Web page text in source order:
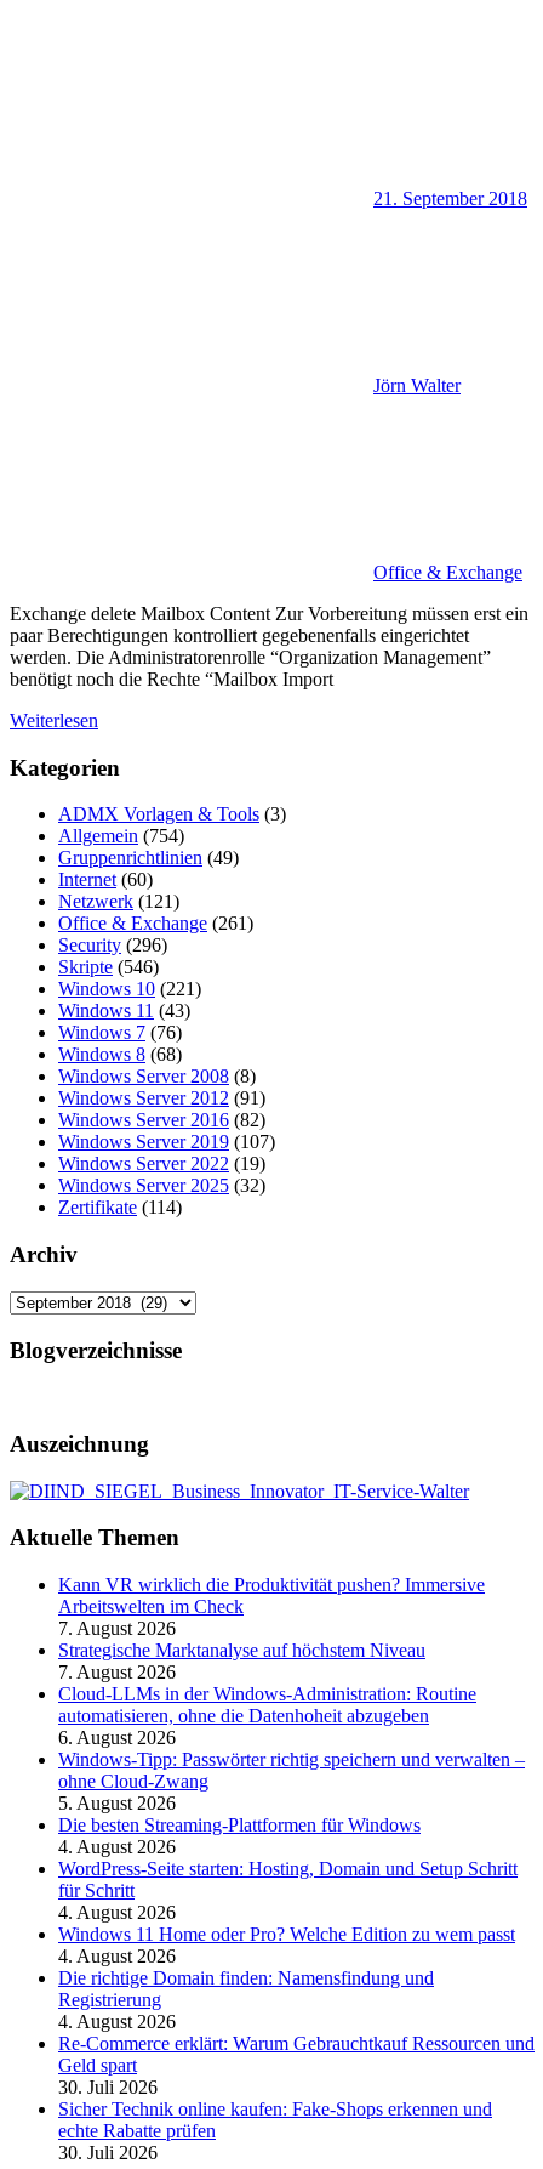
21. September 2018
Jörn Walter
Office & Exchange
Exchange delete Mailbox Content Zur Vorbereitung müssen erst ein
paar Berechtigungen kontrolliert gegebenenfalls eingerichtet
werden. Die Administratorenrolle “Organization Management”
benötigt noch die Rechte “Mailbox Import
Weiterlesen
Kategorien
ADMX Vorlagen & Tools (3)
Allgemein (754)
Gruppenrichtlinien (49)
Internet(60)
Netzwerk (121)
Office & Exchange (261)
Security (296)
Skripte (546)
Windows 10 (221)
Windows 11 (43)
Windows 7 (76)
Windows 8 (68)
Windows Server 2008 (8)
Windows Server 2012 (91)
Windows Server 2016 (82)
Windows Server 2019 (107)
Windows Server 2022 (19)
Windows Server 2025 (32)
Zertifikate (114)
Archiv
Archiv
Blogverzeichnisse
Auszeichnung
Aktuelle Themen
Kann VR wirklich die Produktivität pushen? Immersive
Arbeitswelten im Check
7. August 2026
Strategische Marktanalyse auf höchstem Niveau
7. August 2026
Cloud-LLMs in der Windows-Administration: Routine
automatisieren, ohne die Datenhoheit abzugeben
6. August 2026
Windows-Tipp: Passwörter richtig speichern und verwalten –
ohne Cloud-Zwang
5. August 2026
Die besten Streaming-Plattformen für Windows
4. August 2026
WordPress-Seite starten: Hosting, Domain und Setup Schritt
für Schritt
4. August 2026
Windows 11 Home oder Pro? Welche Edition zu wem passt
4. August 2026
Die richtige Domain finden: Namensfindung und
Registrierung
4. August 2026
Re-Commerce erklärt: Warum Gebrauchtkauf Ressourcen und
Geld spart
30. Juli 2026
Sicher Technik online kaufen: Fake-Shops erkennen und
echte Rabatte prüfen
30. Juli 2026